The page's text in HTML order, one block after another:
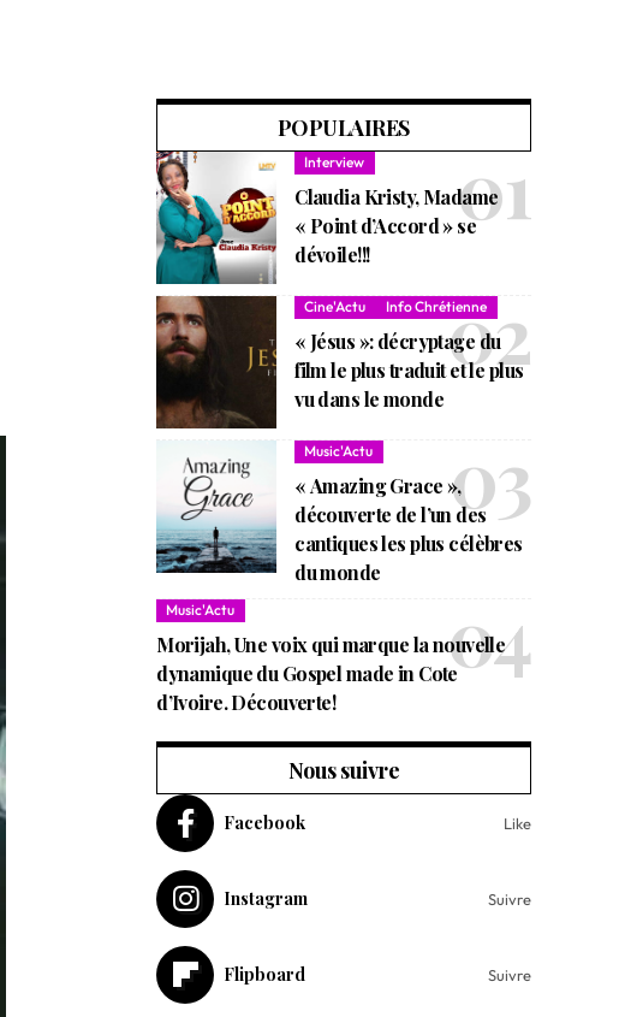
POPULAIRES
Interview
Claudia Kristy, Madame
« Point d’Accord » se
dévoile!!!
Cine'Actu Info Chrétienne
« Jésus »: décryptage du
film le plus traduit et le plus
vu dans le monde
Music'Actu
« Amazing Grace »,
découverte de l’un des
cantiques les plus célèbres
du monde
Music'Actu
Morijah, Une voix qui marque la nouvelle
dynamique du Gospel made in Cote
d’Ivoire. Découverte!
Nous suivre
Facebook Like
Instagram Suivre
Flipboard Suivre